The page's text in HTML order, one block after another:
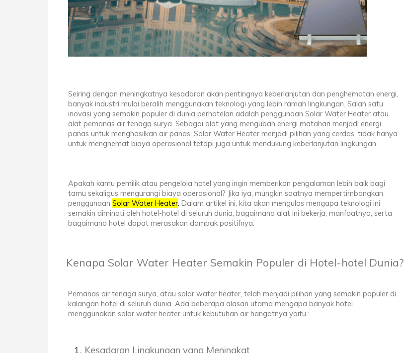
Seiring dengan meningkatnya kesadaran akan pentingnya keberlanjutan dan penghematan energi,
banyak industri mulai beralih menggunakan teknologi yang lebih ramah lingkungan. Salah satu
inovasi yang semakin populer di dunia perhotelan adalah penggunaan Solar Water Heater atau
alat pemanas air tenaga surya. Sebagai alat yang mengubah energi matahari menjadi energi
panas untuk menghasilkan air panas, Solar Water Heater menjadi pilihan yang cerdas, tidak hanya
untuk menghemat biaya operasional tetapi juga untuk mendukung keberlanjutan lingkungan.
Apakah kamu pemilik atau pengelola hotel yang ingin memberikan pengalaman lebih baik bagi
tamu sekaligus mengurangi biaya operasional? Jika iya, mungkin saatnya mempertimbangkan
penggunaan Solar Water Heater Dalam artikel ini, kita akan mengulas mengapa teknologi ini
semakin diminati oleh hotel-hotel di seluruh dunia, bagaimana alat ini bekerja, manfaatnya, serta
bagaimana hotel dapat merasakan dampak positifnya.
Kenapa Solar Water Heater Semakin Populer di Hotel-hotel Dunia?
Pemanas air tenaga surya, atau solar water heater, telah menjadi pilihan yang semakin populer di
kalangan hotel di seluruh dunia. Ada beberapa alasan utama mengapa banyak hotel
menggunakan solar water heater untuk kebutuhan air hangatnya yaitu :
Kesadaran Lingkungan yang Meningkat